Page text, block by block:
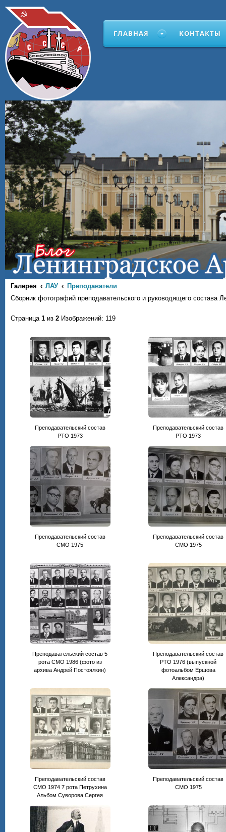
ГЛАВНАЯ КОНТАКТЫ
Галерея ЛАУ
Преподаватели
Сборник фотографий преподавательского и руководящего состава
Страница 1 из 2 Изображений: 119
Преподавательский состав
РТО 1973
Преподавательский состав
РТО 1973
Преподавательский состав
CМО 1975
Преподавательский состав
СМО 1975
Преподавательский состав 5
рота СМО 1986 (фото из
архива Андрей Постоялкин)
Преподавательский состав
РТО 1976 (выпускной
фотоальбом Ершова
Александра)
Преподавательский состав
СМО 1974 7 рота Петрухина
Альбом Суворова Сергея
Преподавательский состав
CМО 1975